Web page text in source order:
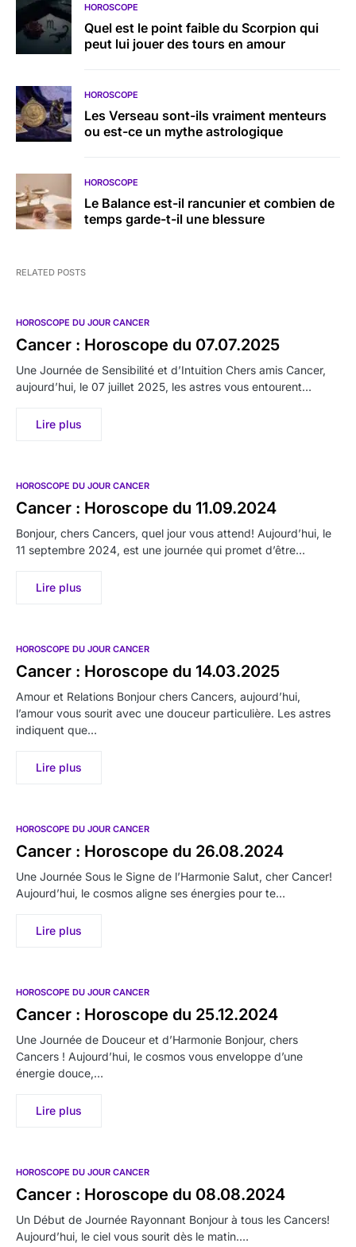
HOROSCOPE
Quel est le point faible du Scorpion qui
peut lui jouer des tours en amour
HOROSCOPE
Les Verseau sont-ils vraiment menteurs
ou est-ce un mythe astrologique
HOROSCOPE
Le Balance est-il rancunier et combien de
temps garde-t-il une blessure
RELATED POSTS
HOROSCOPE DU JOUR CANCER
Cancer : Horoscope du 07.07.2025
Une Journée de Sensibilité et d’Intuition Chers amis Cancer,
aujourd’hui, le 07 juillet 2025, les astres vous entourent…
Lire plus
HOROSCOPE DU JOUR CANCER
Cancer : Horoscope du 11.09.2024
Bonjour, chers Cancers, quel jour vous attend! Aujourd’hui, le
11 septembre 2024, est une journée qui promet d’être…
Lire plus
HOROSCOPE DU JOUR CANCER
Cancer : Horoscope du 14.03.2025
Amour et Relations Bonjour chers Cancers, aujourd’hui,
l’amour vous sourit avec une douceur particulière. Les astres
indiquent que…
Lire plus
HOROSCOPE DU JOUR CANCER
Cancer : Horoscope du 26.08.2024
Une Journée Sous le Signe de l’Harmonie Salut, cher Cancer!
Aujourd’hui, le cosmos aligne ses énergies pour te…
Lire plus
HOROSCOPE DU JOUR CANCER
Cancer : Horoscope du 25.12.2024
Une Journée de Douceur et d’Harmonie Bonjour, chers
Cancers ! Aujourd’hui, le cosmos vous enveloppe d’une
énergie douce,…
Lire plus
HOROSCOPE DU JOUR CANCER
Cancer : Horoscope du 08.08.2024
Un Début de Journée Rayonnant Bonjour à tous les Cancers!
Aujourd’hui, le ciel vous sourit dès le matin.…